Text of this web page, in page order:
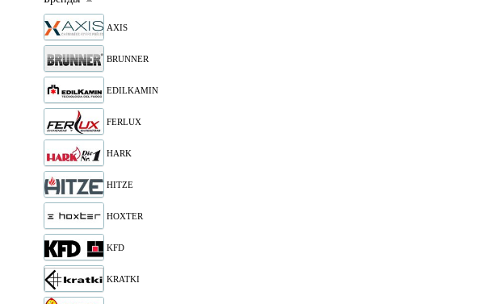
AXIS
BRUNNER
EDILKAMIN
FERLUX
HARK
HITZE
HOXTER
KFD
KRATKI